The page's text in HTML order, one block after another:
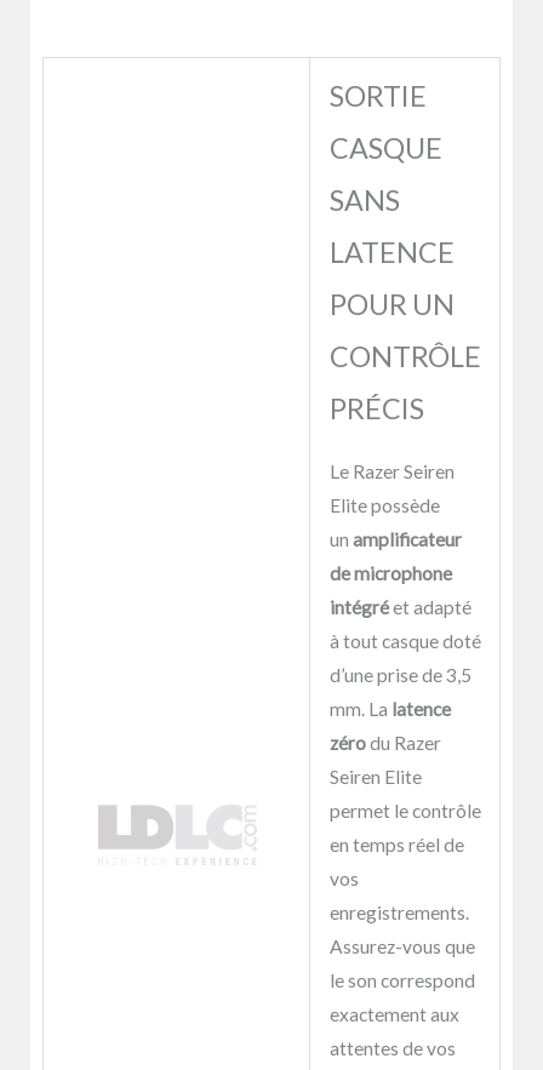
SORTIE
CASQUE
SANS
LATENCE
POUR UN
CONTRÔLE
PRÉCIS
Le Razer Seiren
Elite possède
un amplificateur
de microphone
intégréet adapté
à tout casque doté
d’une prise de 3,5
mm. La latence
zérodu Razer
Seiren Elite
permet le contrôle
en temps réel de
vos
enregistrements.
Assurez-vous que
le son correspond
exactement aux
attentes de vos